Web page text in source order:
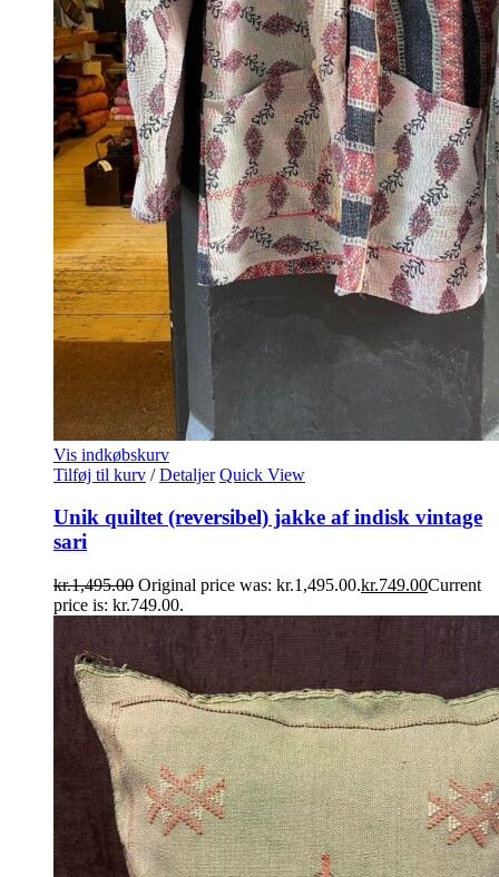
Vis indkøbskurv
Tilføj til kurv / Detaljer Quick View
Unik quiltet (reversibel) jakke af indisk vintage
sari
kr.1,495.00 Original price was: kr.1,495.00.kr.749.00Current
price is: kr.749.00.